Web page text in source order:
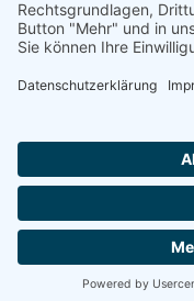
Informationen für Anbieter